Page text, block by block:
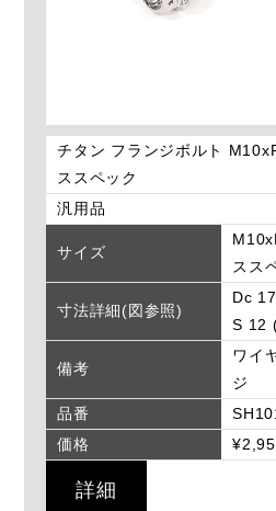
チタン フランジボルト
ススペック
汎用品
サイズ
スス
寸法詳細(図参照)
Dc
S 12
備考
ワイ
ジ
品番
価格
詳細